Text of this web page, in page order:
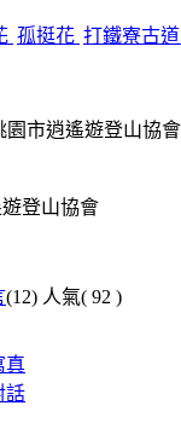
孤挺花 打鐵寮古道
登山協會
(12) 人氣( 92 )
真
話